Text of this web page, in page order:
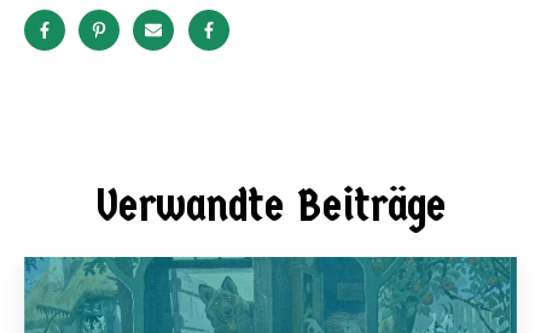
Verwandte Beiträge